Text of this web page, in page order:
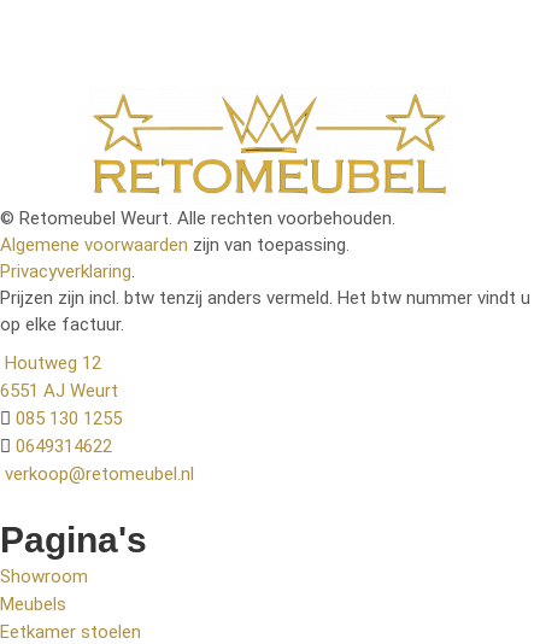
© Retomeubel Weurt. Alle rechten voorbehouden.
Algemene voorwaarden zijn van toepassing.
Privacyverklaring
Prijzen zijn incl. btw tenzij anders vermeld. Het btw nummer vindt u
op elke factuur.
Houtweg 12
6551 AJ Weurt
085 130 1255
0649314622
verkoop@retomeubel.nl
Pagina's
Showroom
Meubels
Eetkamer stoelen